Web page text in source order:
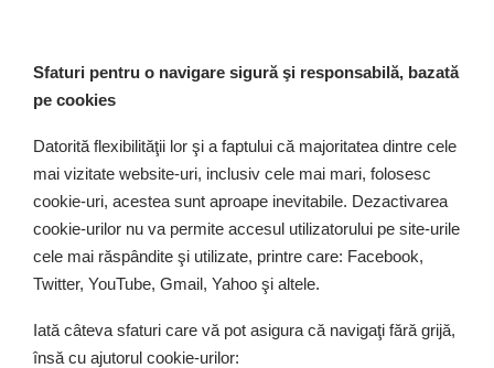
Sfaturi pentru o navigare sigură şi responsabilă, bazată
pe cookies
Datorită flexibilităţii lor şi a faptului că majoritatea dintre cele
mai vizitate website-uri, inclusiv cele mai mari, folosesc
cookie-uri, acestea sunt aproape inevitabile. Dezactivarea
cookie-urilor nu va permite accesul utilizatorului pe site-urile
cele mai răspândite şi utilizate, printre care: Facebook,
Twitter, YouTube, Gmail, Yahoo şi altele.
Iată câteva sfaturi care vă pot asigura că navigaţi fără grijă,
însă cu ajutorul cookie-urilor: